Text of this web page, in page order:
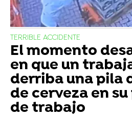
TERRIBLE ACCIDENTE
El momento
en que un
derriba una pila
de cerveza en
de trabajo